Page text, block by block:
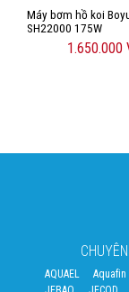
Máy bơm hồ koi
SH22000 175W
1.650.000
AQUAEL Aquafin